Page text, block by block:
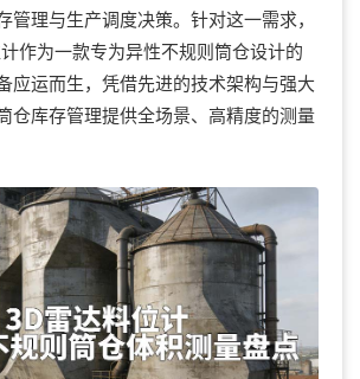
管理与生产调度决策。针对这一需求，
作为一款专为异性不规则筒仓设计的
应运而生，凭借先进的技术架构与强大
仓库存管理提供全场景、高精度的测量